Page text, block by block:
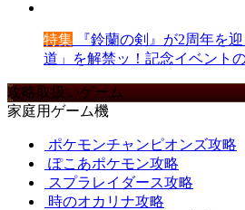
特集 『鈴蘭の剣』が2周年を
道」を解禁ッ！記念イベント
攻略取扱いゲーム
家庭用ゲーム機
ポケモンチャンピオンズ攻略
ぽこあポケモン攻略
スプラレイダース攻略
時のオカリナ攻略